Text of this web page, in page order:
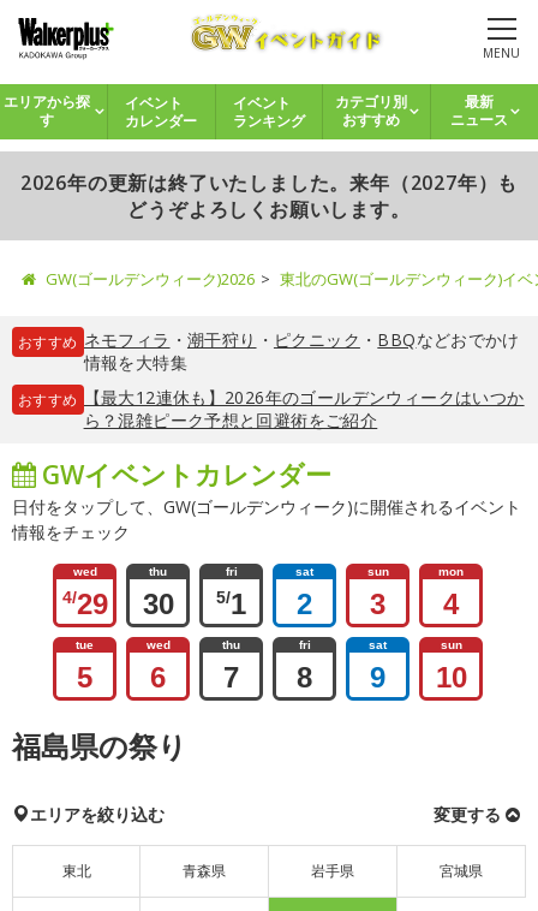
MENU
エリアから探
す
イベント
カレンダー
イベント
ランキング
カテゴリ別
おすすめ
最新
ニュース
2026年の更新は終了いたしました。来年（2027年）も
どうぞよろしくお願いします。
GW(ゴールデンウィーク)2026 東北のGW(ゴールデンウィーク)イ
おすすめ ネモフィラ ・ 潮干狩り ・ ピクニック ・ BBQなどおでかけ
情報を大特集
おすすめ
【最大12連休も】2026年のゴールデンウィークはいつか
ら？混雑ピーク予想と回避術をご紹介
GWイベントカレンダー
日付をタップして、GW(ゴールデンウィーク)に開催されるイベント
情報をチェック
wed
4/29
thu
30
fri
5/1
sat
2
sun
3
mon
4
tue
5
wed
6
thu
7
fri
8
sat
9
sun
10
福島県の祭り
エリアを絞り込む 変更する
東北 青森県 岩手県 宮城県